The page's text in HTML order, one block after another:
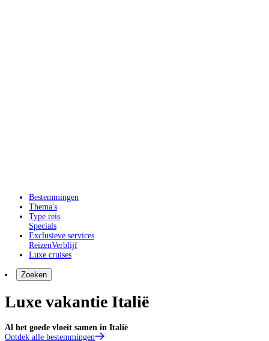
Bestemmingen
Thema's
Type reis
Specials
Exclusieve services
ReizenVerblijf
Luxe cruises
Zoeken
Luxe vakantie Italië
Al het goede vloeit samen in Italië
Ontdek alle bestemmingen